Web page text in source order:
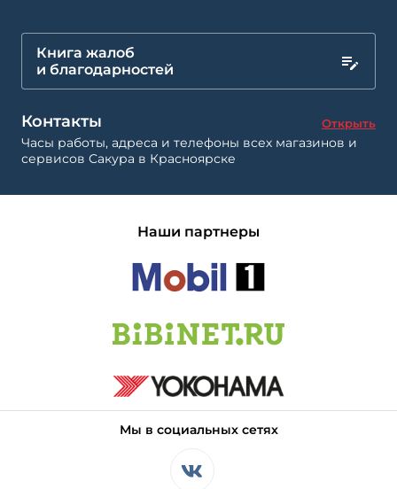
Книга жалоб
и благодарностей
Контакты Открыть
Часы работы, адреса и телефоны всех магазинов и
сервисов Сакура в Красноярске
Наши партнеры
Мы в социальных сетях